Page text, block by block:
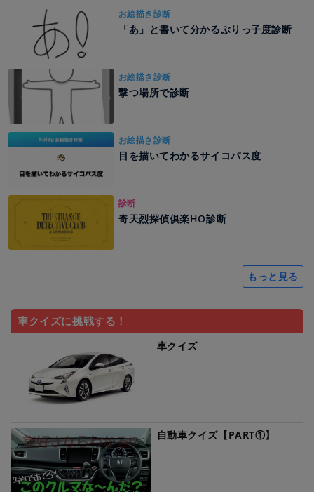
お絵描き診断
「あ」と書いて分かるぶりっ子度診断
お絵描き診断
撃つ場所で診断
お絵描き診断
目を描いてわかるサイコパス度
診断
奇天烈探偵俱楽HO診断
もっと見る
車クイズに挑戦する！
車クイズ
自動車クイズ【PART①】